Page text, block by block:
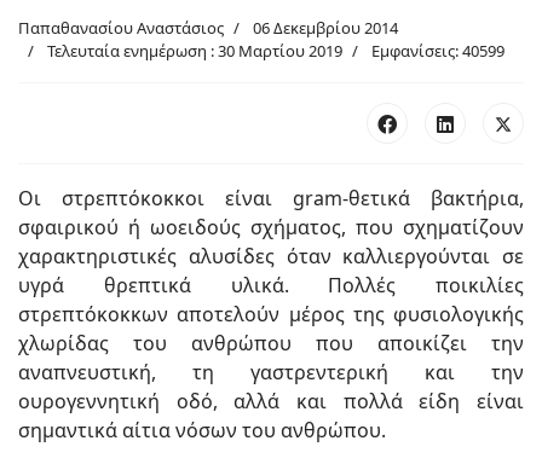
Παπαθανασίου Αναστάσιος
06 Δεκεμβρίου 2014
Τελευταία ενημέρωση : 30 Μαρτίου 2019
Εμφανίσεις: 40599
Οι στρεπτόκοκκοι είναι gram-θετικά βακτήρια,
σφαιρικού ή ωοειδούς σχήματος, που σχηματίζουν
χαρακτηριστικές αλυσίδες όταν καλλιεργούνται σε
υγρά θρεπτικά υλικά. Πολλές ποικιλίες
στρεπτόκοκκων αποτελούν μέρος της φυσιολογικής
χλωρίδας του ανθρώπου που αποικίζει την
αναπνευστική, τη γαστρεντερική και την
ουρογεννητική οδό, αλλά και πολλά είδη είναι
σημαντικά αίτια νόσων του ανθρώπου.